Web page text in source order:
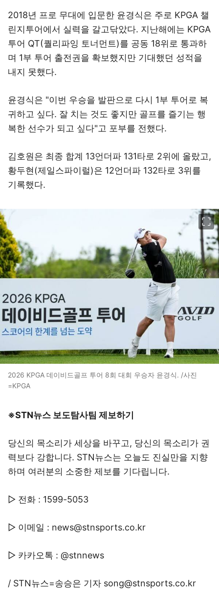
2018년 프로 무대에 입문한 윤경식은 주로 KPGA 챌
린지투어에서 실력을 갈고닦았다. 지난해에는 KPGA
투어 QT(퀄리파잉 토너먼트)를 공동 18위로 통과하
며 1부 투어 출전권을 확보했지만 기대했던 성적을
내지 못했다.
윤경식은 "이번 우승을 발판으로 다시 1부 투어로 복
귀하고 싶다. 잘 치는 것도 좋지만 골프를 즐기는 행
복한 선수가 되고 싶다"고 포부를 전했다.
김호원은 최종 합계 13언더파 131타로 2위에 올랐고,
황두현(제일스파이럴)은 12언더파 132타로 3위를
기록했다.
2026 KPGA 데이비드골프 투어 8회 대회 우승자 윤경식. /사진
=KPGA
※STN뉴스 보도탐사팀 제보하기
당신의 목소리가 세상을 바꾸고, 당신의 목소리가 권
력보다 강합니다. STN뉴스는 오늘도 진실만을 지향
하며 여러분의 소중한 제보를 기다립니다.
▷ 전화 : 1599-5053
▷ 이메일 : news@stnsports.co.kr
▷ 카카오톡 : @stnnews
/ STN뉴스=송승은 기자 song@stnsports.co.kr